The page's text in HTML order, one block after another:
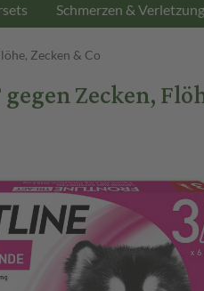
Schmerzen &
Zecken & Co
Zecken,